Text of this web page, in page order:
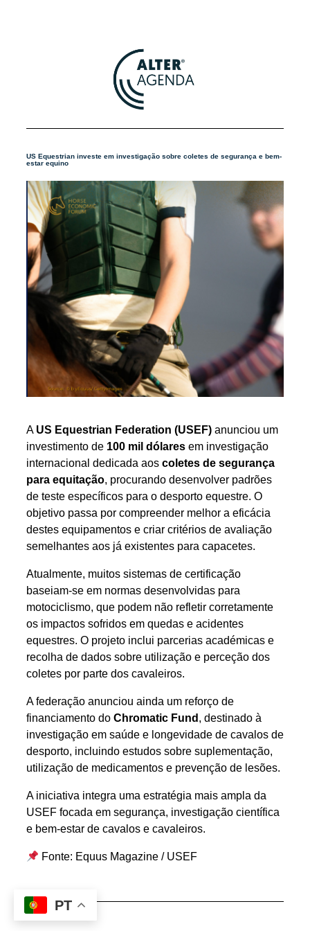
US Equestrian investe em investigação sobre coletes de segurança e bem-
estar equino
A US Equestrian Federation (USEF) anunciou um
investimento de 100 mil dólares em investigação
internacional dedicada aos coletes de segurança
para equitação, procurando desenvolver padrões
de teste específicos para o desporto equestre. O
objetivo passa por compreender melhor a eficácia
destes equipamentos e criar critérios de avaliação
semelhantes aos já existentes para capacetes.
Atualmente, muitos sistemas de certificação
baseiam-se em normas desenvolvidas para
motociclismo, que podem não refletir corretamente
os impactos sofridos em quedas e acidentes
equestres. O projeto inclui parcerias académicas e
recolha de dados sobre utilização e perceção dos
coletes por parte dos cavaleiros.
A federação anunciou ainda um reforço de
financiamento do Chromatic Fund , destinado à
investigação em saúde e longevidade de cavalos de
desporto, incluindo estudos sobre suplementação,
utilização de medicamentos e prevenção de lesões.
A iniciativa integra uma estratégia mais ampla da
USEF focada em segurança, investigação científica
e bem-estar de cavalos e cavaleiros.
Fonte: Equus Magazine / USEF
PT